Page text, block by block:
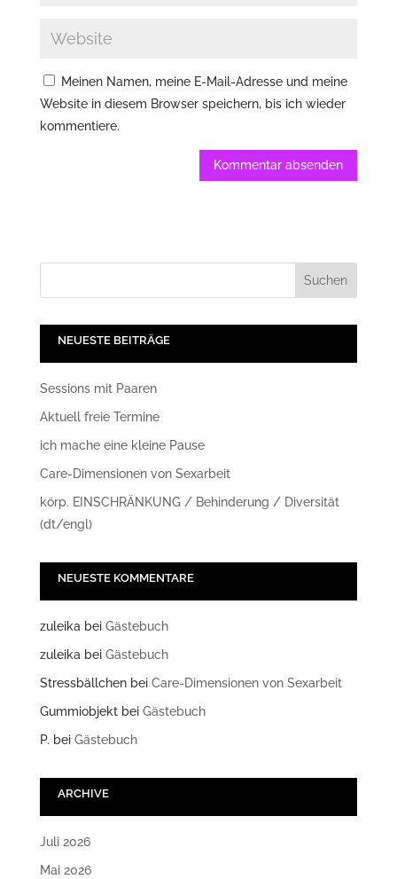
Meinen Namen, meine E-Mail-Adresse und meine
Website in diesem Browser speichern, bis ich wieder
kommentiere.
NEUESTE BEITRÄGE
Sessions mit Paaren
Aktuell freie Termine
ich mache eine kleine Pause
Care-Dimensionen von Sexarbeit
körp. EINSCHRÄNKUNG / Behinderung / Diversität
(dt/engl)
NEUESTE KOMMENTARE
zuleikabei Gästebuch
zuleikabei Gästebuch
Stressbällchenbei Care-Dimensionen von Sexarbeit
Gummiobjektbei Gästebuch
P. bei Gästebuch
ARCHIVE
Juli 2026
Mai 2026